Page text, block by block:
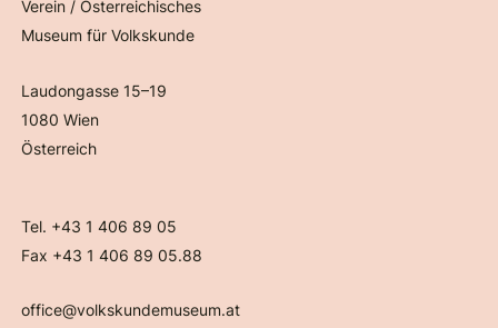
Verein / Österreichisches
Museum für Volkskunde
Laudongasse 15–19
1080 Wien
Österreich
Tel. +43 1 406 89 05
Fax +43 1 406 89 05.88
office@volkskundemuseum.at